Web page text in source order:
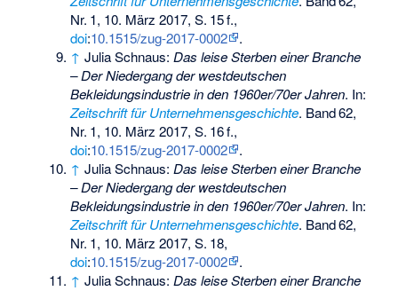
Nr. 1, 10. März 2017,S. 15f.,
doi:10.1515/zug-2017-0002
.
↑ Julia Schnaus:Das leise Sterben einer Branche
– Der Niedergang der westdeutschen
Bekleidungsindustrie in den 1960er/70er Jahren. In:
Zeitschrift für Unternehmensgeschichte. Band62,
Nr. 1, 10. März 2017,S. 16f.,
doi:10.1515/zug-2017-0002
.
↑ Julia Schnaus:Das leise Sterben einer Branche
– Der Niedergang der westdeutschen
Bekleidungsindustrie in den 1960er/70er Jahren. In:
Zeitschrift für Unternehmensgeschichte. Band62,
Nr. 1, 10. März 2017,S. 18,
doi:10.1515/zug-2017-0002
.
↑ Julia Schnaus:Das leise Sterben einer Branche